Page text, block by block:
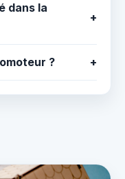
dans la
+
? +